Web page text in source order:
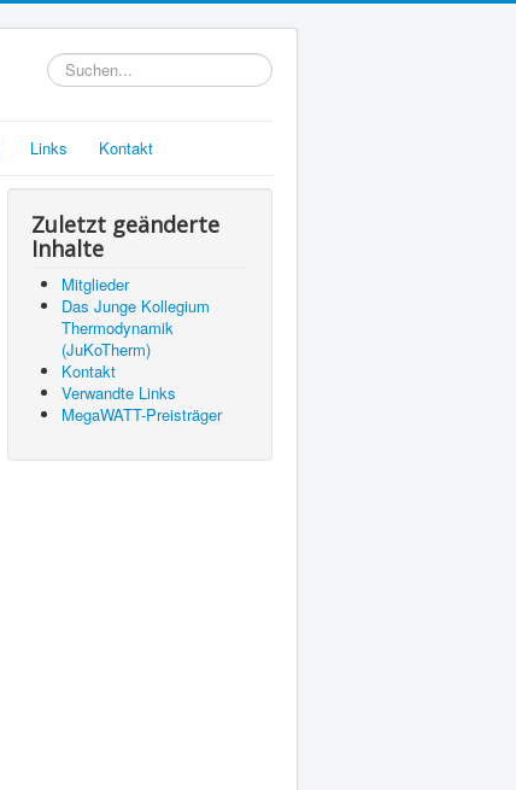
Suchen...
Links Kontakt
Zuletzt geänderte
Inhalte
Mitglieder
Das Junge Kollegium
Thermodynamik
(JuKoTherm)
Kontakt
Verwandte Links
MegaWATT-Preisträger